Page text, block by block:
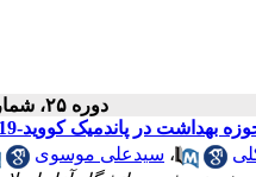
دوره ۲۵، شماره ۲۹ - ( ۶-۱۴۰۴ )
بهداشت در پاندمیک کووید-19
، سیدعلی موسوی